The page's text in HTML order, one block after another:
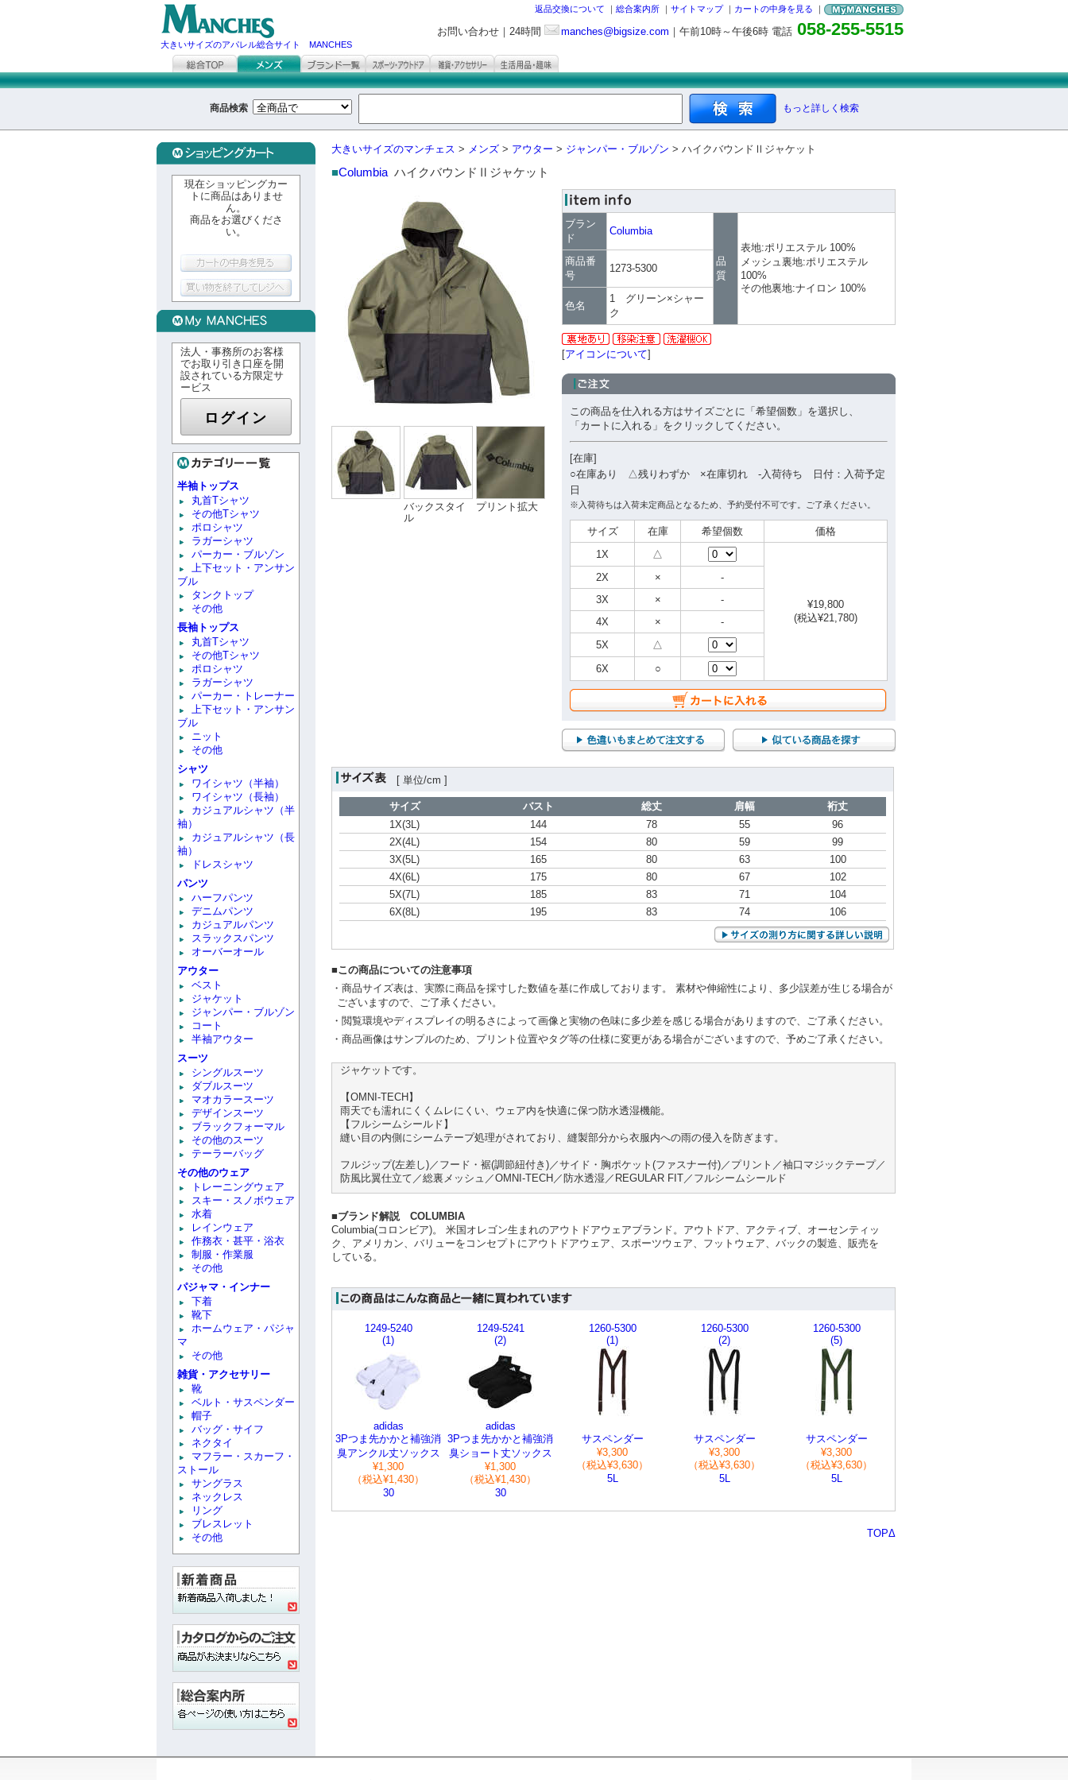
大きいサイズのアパレル総合サイト MANCHES
カートの中身を見る ｜
サイトマップ｜
総合案内所 ｜
返品交換について ｜
お問い合わせ｜24時間 manches@bigsize.com ｜午前10時～午後6時 電話 058-255-5515
商品検索 もっと詳しく検索
大きいサイズのマンチェス > メンズ > アウター > ジャンパー・ブルゾン > ハイクバウンドⅡジャケット
■Columbia ハイクバウンドⅡジャケット
バックスタイ
ル
プリント拡大
ブラン
ド
Columbia
品
質
表地:ポリエステル 100%
メッシュ裏地:ポリエステル
100%
その他裏地:ナイロン 100%
商品番
号
1273-5300
色名
1 グリーン×シャー
ク
[アイコンについて]
この商品を仕入れる方はサイズごとに「希望個数」を選択し、
「カートに入れる」をクリックしてください。
[在庫]
○在庫あり △残りわずか ×在庫切れ -入荷待ち 日付：入荷予定
日
※入荷待ちは入荷未定商品となるため、予約受付不可です。ご了承ください。
サイズ 在庫 希望個数
価格
1X
△
¥19,800
(税込¥21,780)
2X ×
-
3X
×
-
4X
×
-
5X
△
6X
○
[ 単位/cm ]
サイズ バスト 総丈 肩幅
裄丈
1X(3L)
144 78 55
96
2X(4L)
154 80 59
99
3X(5L)
165 80 63
100
4X(6L)
175 80 67
102
5X(7L)
185 83 71
104
6X(8L)
195 83 74 106
■この商品についての注意事項
・商品サイズ表は、実際に商品を採寸した数値を基に作成しております。 素材や伸縮性により、多少誤差が生じる場合が
ございますので、ご了承ください。
・閲覧環境やディスプレイの明るさによって画像と実物の色味に多少差を感じる場合がありますので、ご了承ください。
・商品画像はサンプルのため、プリント位置やタグ等の仕様に変更がある場合がございますので、予めご了承ください。
ジャケットです。
【OMNI-TECH】
雨天でも濡れにくくムレにくい、ウェア内を快適に保つ防水透湿機能。
【フルシームシールド】
縫い目の内側にシームテープ処理がされており、縫製部分から衣服内への雨の侵入を防ぎます。
フルジップ(左差し)／フード・裾(調節紐付き)／サイド・胸ポケット(ファスナー付)／プリント／袖口マジックテープ／
防風比翼仕立て／総裏メッシュ／OMNI-TECH／防水透湿／REGULAR FIT／フルシームシールド
■ブランド解説 COLUMBIA
Columbia(コロンビア)。 米国オレゴン生まれのアウトドアウェアブランド。アウトドア、アクティブ、オーセンティッ
ク、アメリカン、バリューをコンセプトにアウトドアウェア、スポーツウェア、フットウェア、バックの製造、販売を
している。
1249-5240
(1)
adidas
3Pつま先かかと補強消
臭アンクル丈ソックス
¥1,300
（税込¥1,430）
30
1249-5241
(2)
adidas
3Pつま先かかと補強消
臭ショート丈ソックス
¥1,300
（税込¥1,430）
30
1260-5300
(1)
サスペンダー
¥3,300
（税込¥3,630）
5L
1260-5300
(2)
サスペンダー
¥3,300
（税込¥3,630）
5L
1260-5300
(5)
サスペンダー
¥3,300
（税込¥3,630）
5L
TOPΔ
現在ショッピングカー
トに商品はありませ
ん。
商品をお選びくださ
い。
法人・事務所のお客様
でお取り引き口座を開
設されている方限定サ
ービス
ログイン
半袖トップス
丸首Tシャツ
その他Tシャツ
ポロシャツ
ラガーシャツ
パーカー・ブルゾン
上下セット・アンサン
ブル
タンクトップ
その他
長袖トップス
丸首Tシャツ
その他Tシャツ
ポロシャツ
ラガーシャツ
パーカー・トレーナー
上下セット・アンサン
ブル
ニット
その他
シャツ
ワイシャツ（半袖）
ワイシャツ（長袖）
カジュアルシャツ（半
袖）
カジュアルシャツ（長
袖）
ドレスシャツ
パンツ
ハーフパンツ
デニムパンツ
カジュアルパンツ
スラックスパンツ
オーバーオール
アウター
ベスト
ジャケット
ジャンパー・ブルゾン
コート
半袖アウター
スーツ
シングルスーツ
ダブルスーツ
マオカラースーツ
デザインスーツ
ブラックフォーマル
その他のスーツ
テーラーバッグ
その他のウェア
トレーニングウェア
スキー・スノボウェア
水着
レインウェア
作務衣・甚平・浴衣
制服・作業服
その他
パジャマ・インナー
下着
靴下
ホームウェア・パジャ
マ
その他
雑貨・アクセサリー
靴
ベルト・サスペンダー
帽子
バッグ・サイフ
ネクタイ
マフラー・スカーフ・
ストール
サングラス
ネックレス
リング
ブレスレット
その他